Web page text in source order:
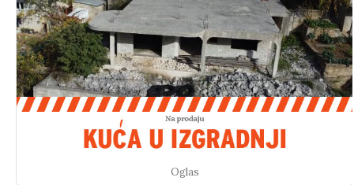
Oglas